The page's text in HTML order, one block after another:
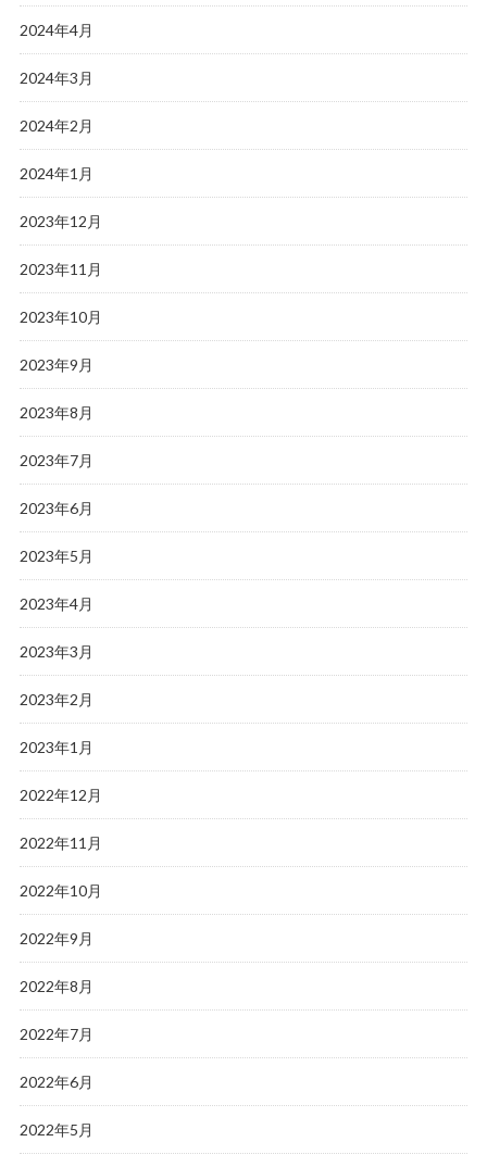
2024年4月
2024年3月
2024年2月
2024年1月
2023年12月
2023年11月
2023年10月
2023年9月
2023年8月
2023年7月
2023年6月
2023年5月
2023年4月
2023年3月
2023年2月
2023年1月
2022年12月
2022年11月
2022年10月
2022年9月
2022年8月
2022年7月
2022年6月
2022年5月